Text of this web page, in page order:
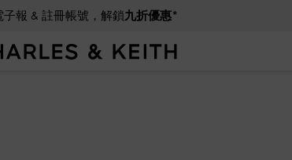
子報 & 註冊帳號，解鎖九折優惠*